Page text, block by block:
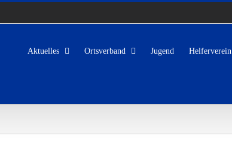
Aktuelles Ortsverband Jugend Helferverein